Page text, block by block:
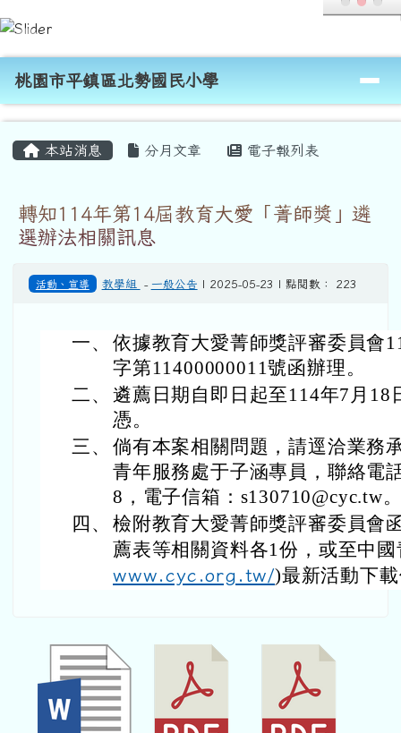
跳至主內容區
桃園市平鎮區北勢國民小學
導覽列
桃園市平鎮區北勢國民小學
本站消息 分月文章 電子報列表
轉知114年第14屆教育大愛「菁師獎」遴
選辦法相關訊息
活動、宣導 教學組 - 一般公告 | 2025-05-23 | 點閱數： 223
一、 依據教育大愛菁師獎評審委員會
字第11400000011號函辦理。
二、 遴薦日期自即日起至114年7月18
憑。
三、 倘有本案相關問題，請逕洽業務
青年服務處于子涵專員，聯絡電
8，電子信箱：s130710@cyc.tw
四、 檢附教育大愛菁師獎評審委員會
薦表等相關資料各1份，或至中
www.cyc.org.tw/)最新活動下